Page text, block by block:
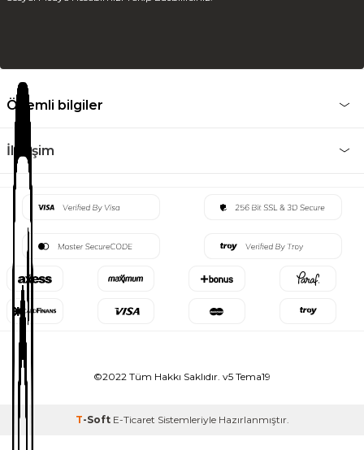
Önemli bilgiler
İletişim
©2022 Tüm Hakkı Saklıdır. v5 Tema19
T-Soft E-Ticaret Sistemleriyle Hazırlanmıştır.